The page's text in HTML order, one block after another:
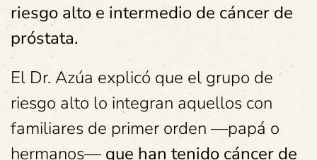
riesgo alto e intermedio de cáncer de
próstata.
El Dr. Azúa explicó que el grupo de
riesgo alto lo integran aquellos con
familiares de primer orden —papá o
hermanos— que han tenido cáncer de